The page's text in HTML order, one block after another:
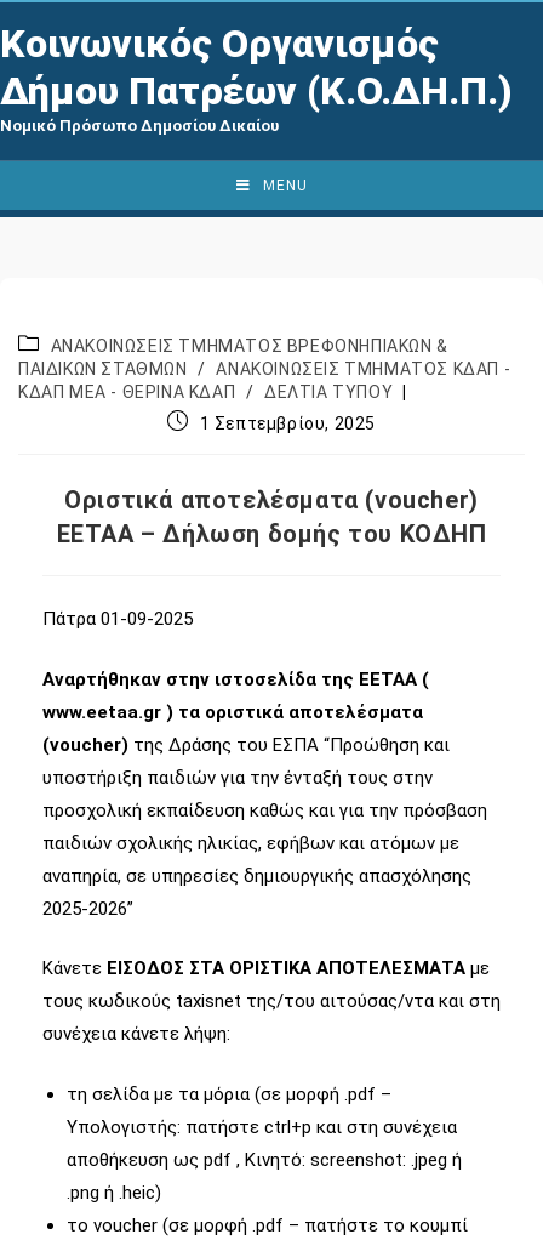
Κοινωνικός Οργανισμός
Δήμου Πατρέων (Κ.Ο.ΔΗ.Π.)
Νομικό Πρόσωπο Δημοσίου Δικαίου
MENU
ΑΝΑΚΟΙΝΩΣΕΙΣ ΤΜΗΜΑΤΟΣ ΒΡΕΦΟΝΗΠΙΑΚΩΝ &
ΠΑΙΔΙΚΩΝ ΣΤΑΘΜΩΝ
/ ΑΝΑΚΟΙΝΩΣΕΙΣ ΤΜΗΜΑΤΟΣ ΚΔΑΠ -
ΚΔΑΠ ΜΕΑ - ΘΕΡΙΝΑ ΚΔΑΠ
/ ΔΕΛΤΙΑ ΤΥΠΟΥ
1 Σεπτεμβρίου, 2025
Οριστικά αποτελέσματα (voucher)
EETAA – Δήλωση δομής του ΚΟΔΗΠ
Πάτρα 01-09-2025
Αναρτήθηκαν στην ιστοσελίδα της ΕΕΤΑΑ (
www.eetaa.gr ) τα οριστικά αποτελέσματα
(voucher) της Δράσης του ΕΣΠΑ “Προώθηση και
υποστήριξη παιδιών για την ένταξή τους στην
προσχολική εκπαίδευση καθώς και για την πρόσβαση
παιδιών σχολικής ηλικίας, εφήβων και ατόμων με
αναπηρία, σε υπηρεσίες δημιουργικής απασχόλησης
2025-2026”
Κάνετε ΕΙΣΟΔΟΣ ΣΤΑ ΟΡΙΣΤΙΚΑ ΑΠΟΤΕΛΕΣΜΑΤΑ με
τους κωδικούς taxisnet της/του αιτούσας/ντα και στη
συνέχεια κάνετε λήψη:
τη σελίδα με τα μόρια (σε μορφή .pdf –
Υπολογιστής: πατήστε ctrl+p και στη συνέχεια
αποθήκευση ως pdf , Κινητό: screenshot: .jpeg ή
.png ή .heic)
το voucher (σε μορφή .pdf – πατήστε το κουμπί